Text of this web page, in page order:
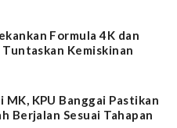
Formula 4K dan
Kemiskinan
KPU Banggai Pastikan
Berjalan Sesuai Tahapan